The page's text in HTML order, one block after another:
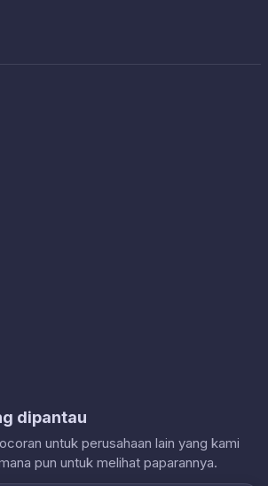
dipantau
untuk perusahaan lain yang kami
pun untuk melihat paparannya.